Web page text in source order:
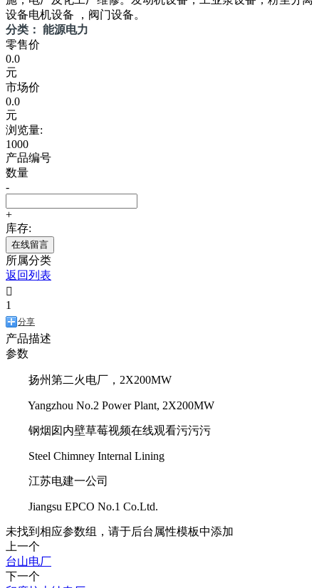
设备电机设备 ，阀门设备。
分类： 能源电力
零售价
0.0
元
市场价
0.0
元
浏览量:
1000
产品编号
数量
-
+
库存:
在线留言
所属分类
返回列表

1
分享
产品描述
参数
扬州第二火电厂，2X200MW
Yangzhou No.2 Power Plant, 2X200MW
钢烟囱内壁草莓视频在线观看污污污
Steel Chimney Internal Lining
江苏电建一公司
Jiangsu EPCO No.1 Co.Ltd.
未找到相应参数组，请于后台属性模板中添加
上一个
台山电厂
下一个